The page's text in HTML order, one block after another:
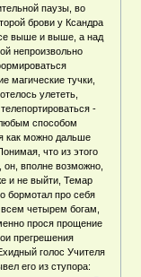
паузы, во
брови у Ксандра
выше и выше, а над
непроизвольно
магические тучки,
улететь,
-
способом
как можно дальше
что из этого
он, вполне возможно,
и не выйти, Темар
бормотал про себя
четырем богам,
прося прощение
прегрешения
голос Учителя
его из ступора: